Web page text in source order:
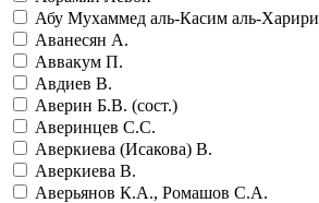
Абу Мухаммед аль-Касим аль-Харири
Аванесян А.
Аввакум П.
Авдиев В.
Аверин Б.В. (сост.)
Аверинцев С.С.
Аверкиева (Исакова) В.
Аверкиева В.
Аверьянов К.А., Ромашов С.А.